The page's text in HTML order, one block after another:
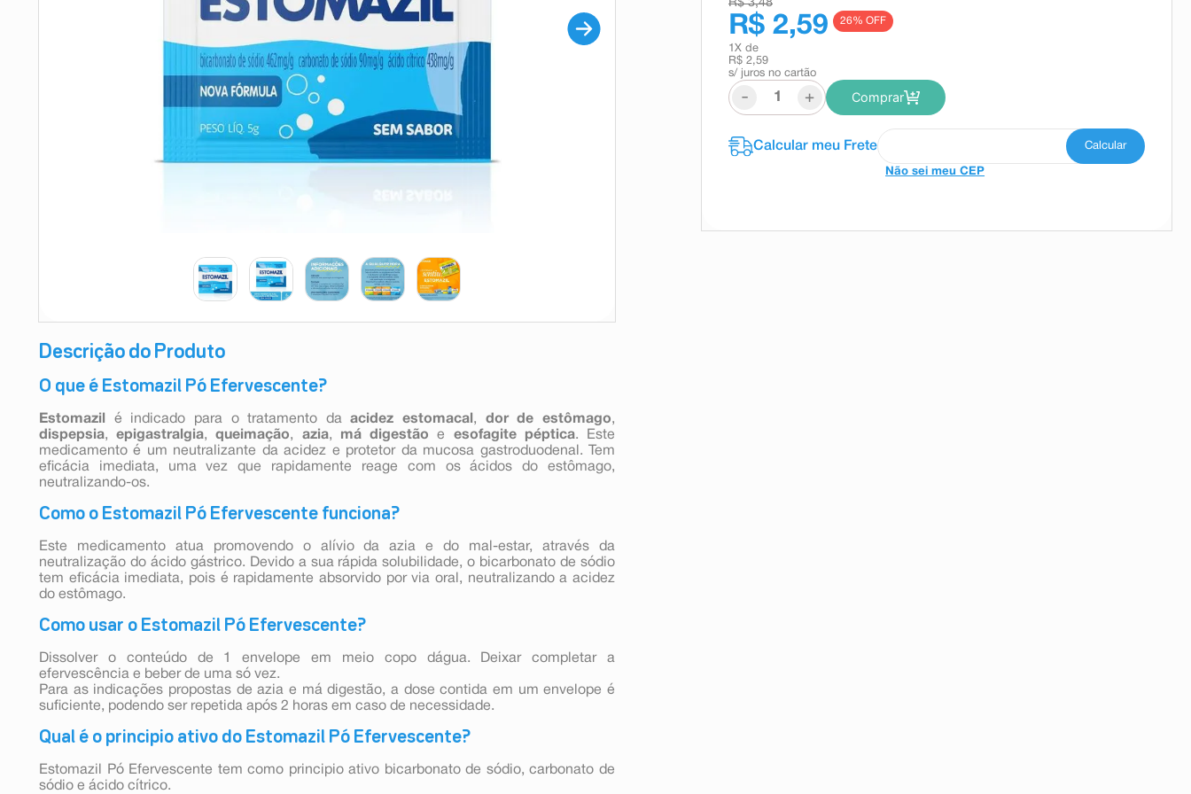
Descrição do Produto
O que é Estomazil Pó Efervescente?
Estomazil é indicado para o tratamento daacidez estomacal , dor de estômago,
dispepsia,epigastralgia,queimação, azia, má digestão e esofagite péptica. Este
medicamento é um neutralizante da acidez e protetor da mucosa gastroduodenal. Tem
eficácia imediata, uma vez que rapidamente reage com os ácidos do estômago,
neutralizando-os.
Como o Estomazil Pó Efervescente funciona?
Este medicamento atua promovendo o alívio da azia e do mal-estar, através da
neutralização do ácido gástrico. Devido a sua rápida solubilidade, o bicarbonato de sódio
tem eficácia imediata, pois é rapidamente absorvido por via oral, neutralizando a acidez
do estômago.
Como usar o Estomazil Pó Efervescente?
Dissolver o conteúdo de 1 envelope em meio copo dágua. Deixar completar a
efervescência e beber de uma só vez.
Para as indicações propostas de azia e má digestão, a dose contida em um envelope é
suficiente, podendo ser repetida após 2 horas em caso de necessidade.
Qual é o principio ativo do Estomazil Pó Efervescente?
Estomazil Pó Efervescente tem como principio ativo bicarbonato de sódio, carbonato de
sódio e ácido cítrico.
R$ 3,48
R$ 2,59 26% OFF
1 X de
R$ 2,59
s/ juros no cartão
- + Comprar
Não sei meu CEP
9º esmalte